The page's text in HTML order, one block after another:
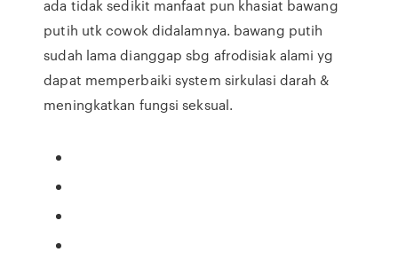
ada tidak sedikit manfaat pun khasiat bawang
putih utk cowok didalamnya. bawang putih
sudah lama dianggap sbg afrodisiak alami yg
dapat memperbaiki system sirkulasi darah &
meningkatkan fungsi seksual.